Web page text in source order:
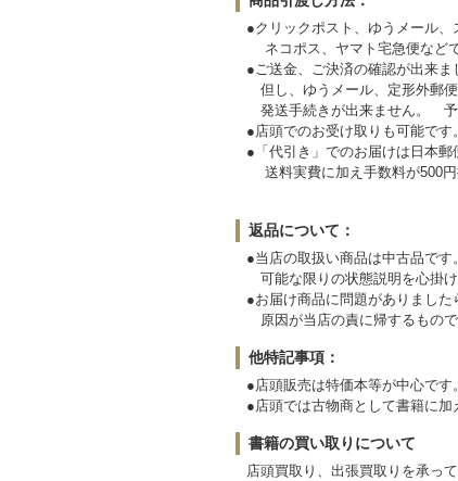
●クリックポスト、ゆうメール、
ネコポス、ヤマト宅急便など
●ご送金、ご決済の確認が出来
但し、ゆうメール、定形外郵
発送手続きが出来ませ
●店頭でのお受け取りも可能です。
●「代引き」でのお届けは日本郵
送料実費に加え手数料が500円
返品について：
●当店の取扱い商品は中古品で
可能な限りの状態説明を心掛
●お届け商品に問題がありまし
原因が当店の責に帰するもの
他特記事項：
●店頭販売は特価本等が中心です。
●店頭では古物商として書籍に加
書籍の買い取りについて
店頭買取り、出張買取りを承っ